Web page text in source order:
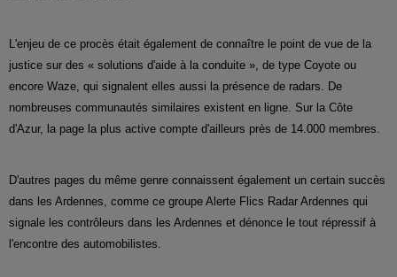
L'enjeu de ce procès était également de connaître le point de vue de la
justice sur des « solutions d'aide à la conduite », de type Coyote ou
encore Waze, qui signalent elles aussi la présence de radars. De
nombreuses communautés similaires existent en ligne. Sur la Côte
d'Azur, la page la plus active compte d'ailleurs près de 14.000 membres.
D'autres pages du même genre connaissent également un certain succès
dans les Ardennes, comme ce groupe Alerte Flics Radar Ardennes qui
signale les contrôleurs dans les Ardennes et dénonce le tout répressif à
l'encontre des automobilistes.